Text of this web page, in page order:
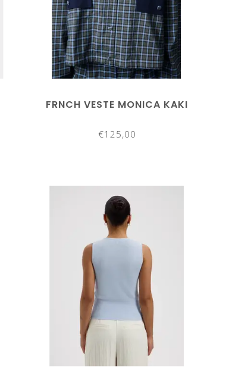
FRNCH VESTE MONICA KAKI
€125,00